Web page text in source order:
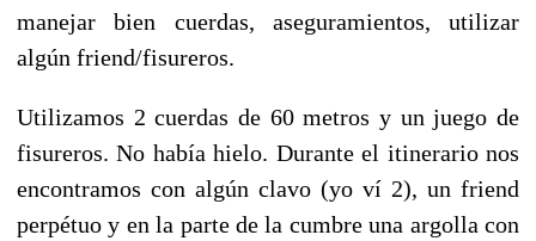
manejar bien cuerdas, aseguramientos, utilizar
algún friend/fisureros.
Utilizamos 2 cuerdas de 60 metros y un juego de
fisureros. No había hielo. Durante el itinerario nos
encontramos con algún clavo (yo ví 2), un friend
perpétuo y en la parte de la cumbre una argolla con